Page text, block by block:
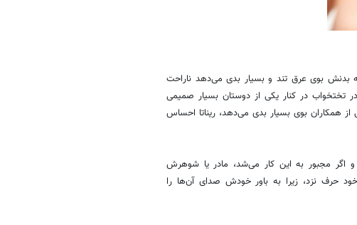
پیش همیشه از این که بدنش بوی عرق تند و بسیار بدی می‌دهد ناراحت
در کنار یکی از دوستان بسیار صمیمی
همکاران بوی بسیار بدی می‌دهد، ریناتا احساس
خانه بیرون نرفت و اگر مجبور به این کار می‌شد، مادر یا شوهرش
۳ سال با همسایه‌های خود حرف نزد، زیرا به باور خودش صدای آن‌ها را